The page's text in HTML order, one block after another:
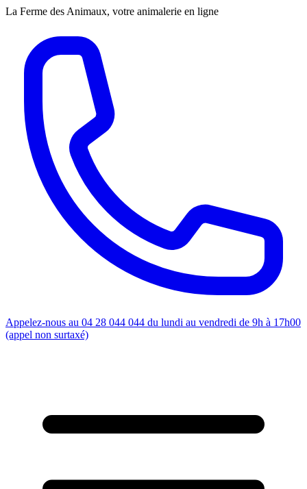
La Ferme des Animaux, votre animalerie en ligne
Appelez-nous au 04 28 044 044 du lundi au vendredi de 9h à 17h00
(appel non surtaxé)